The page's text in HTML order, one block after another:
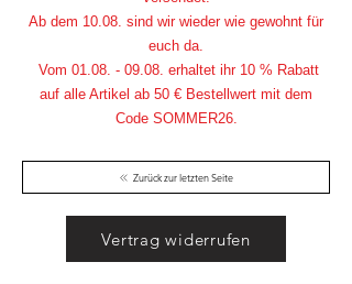
Zurück zur letzten Seite
Ab dem 10.08. sind wir wieder wie gewohnt für
euch da.
Vom 01.08. - 09.08. erhaltet ihr 10 % Rabatt
auf alle Artikel ab 50 € Bestellwert mit dem
Code SOMMER26.
Vertrag widerrufen